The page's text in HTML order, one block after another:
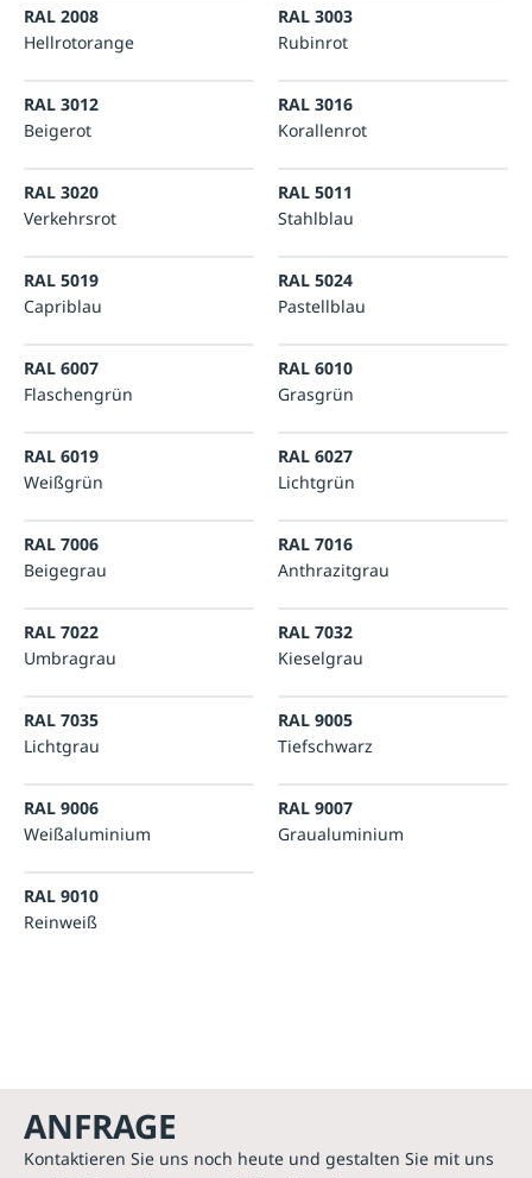
RAL 2008
Hellrotorange
RAL 3003
Rubinrot
RAL 3012
Beigerot
RAL 3016
Korallenrot
RAL 3020
Verkehrsrot
RAL 5011
Stahlblau
RAL 5019
Capriblau
RAL 5024
Pastellblau
RAL 6007
Flaschengrün
RAL 6010
Grasgrün
RAL 6019
Weißgrün
RAL 6027
Lichtgrün
RAL 7006
Beigegrau
RAL 7016
Anthrazitgrau
RAL 7022
Umbragrau
RAL 7032
Kieselgrau
RAL 7035
Lichtgrau
RAL 9005
Tiefschwarz
RAL 9006
Weißaluminium
RAL 9007
Graualuminium
RAL 9010
Reinweiß
ANFRAGE
Kontaktieren Sie uns noch heute und gestalten Sie mit uns